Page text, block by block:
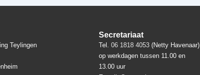
Teylingen
Secretariaat
Tel. 06 1818 4053 (Netty Havenaar)
op werkdagen tussen 11.00 en
13.00 uur